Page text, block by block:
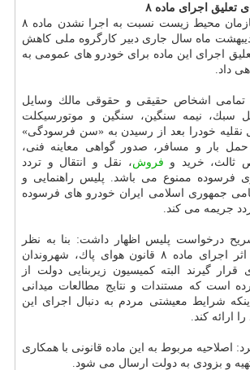
اجرای ماده ۸
با وجود انتقادات سازمان محیط زیست نسبت به اجرا نشدن ماده ۸
ماه سال جاری دبیر كارگروه ملی كاهش
اجرای این ماده برای خودرو های عمومی به
داد.
تمامی اشخاص حقیقی و حقوقی مالك وسایل
سبك، نیمه سنگین، سنگین و موتورسیكلت
نقلیه خودرا بعد از رسیدن به «سن فرسودگی»
حمل بار و مسافر، صدور گواهی معاینه فنی،
خرید و فروش، نقل و انتقال و تردد
فرسوده ممنوع می باشد. پلیس راهنمایی و
جمهوری اسلامی ایران خودرو های فرسوده
جریمه می كند.
درخواست پلیس اظهار داشت: بنا به نظر
پلیس ممكنست بر اثر اجرای ماده ۸ قانون هوای پاك، شهروندان
گیرند البته كمیسیون زیربنایی دولت از
است كه مستندات و نتایج مطالعات میدانی
شرایط معیشتی مردم به دنبال اجرای این
ارائه كند.
اصلاحیه مربوط به این ماده قانونی با همكاری
و بزودی به دولت ارسال می شود.